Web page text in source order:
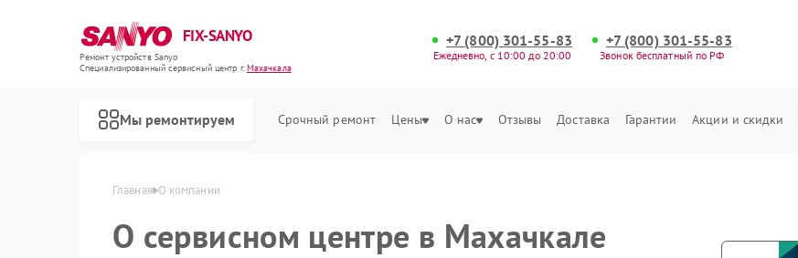
FIX-SANYO
Ремонт устройств Sanyo
Специализированный cервисный центр г.Махачкала
+7 (800) 301-55-83
Ежедневно, с 10:00 до 20:00
+7 (800) 301-55-83
Звонок бесплатный по РФ
Мы ремонтируем Срочный ремонт Цены О нас Отзывы Доставка Гарантии Акции и скидки
Главная О компании
О сервисном центре в Махачкале